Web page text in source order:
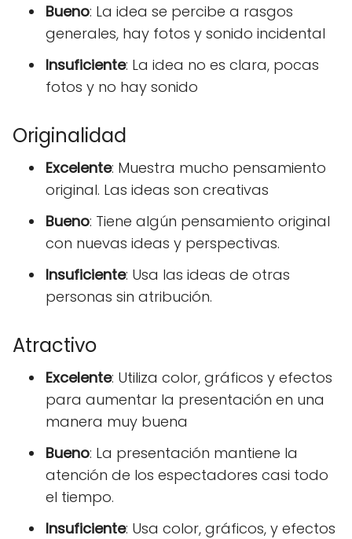
Bueno: La idea se percibe a rasgos
generales, hay fotos y sonido incidental
Insuficiente: La idea no es clara, pocas
fotos y no hay sonido
Originalidad
Excelente: Muestra mucho pensamiento
original. Las ideas son creativas
Bueno: Tiene algún pensamiento original
con nuevas ideas y perspectivas.
Insuficiente: Usa las ideas de otras
personas sin atribución.
Atractivo
Excelente: Utiliza color, gráficos y efectos
para aumentar la presentación en una
manera muy buena
Bueno: La presentación mantiene la
atención de los espectadores casi todo
el tiempo.
Insuficiente: Usa color, gráficos, y efectos